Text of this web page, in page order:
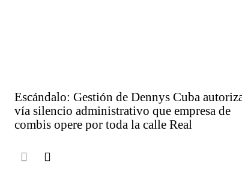
Escándalo: Gestión de Dennys Cuba
vía silencio administrativo que empresa de
combis opere por toda la calle Real